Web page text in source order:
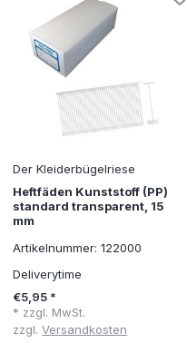
Der Kleiderbügelriese
Heftfäden Kunststoff (PP)
standard transparent, 15
mm
Artikelnummer: 122000
Deliverytime
€5,95 *
* zzgl. MwSt.
zzgl.Versandkosten